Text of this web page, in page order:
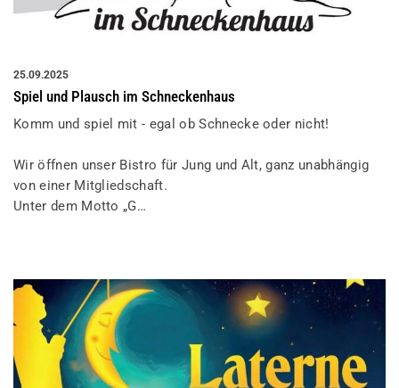
25.09.2025
Spiel und Plausch im Schneckenhaus
Komm und spiel mit - egal ob Schnecke oder nicht!
Wir öffnen unser Bistro für Jung und Alt, ganz unabhängig
von einer Mitgliedschaft.
Unter dem Motto „G…